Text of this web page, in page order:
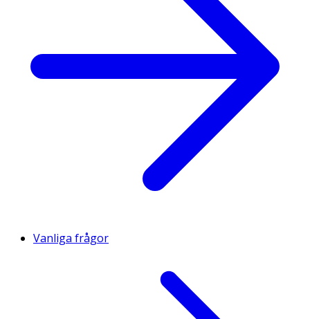
Vanliga frågor